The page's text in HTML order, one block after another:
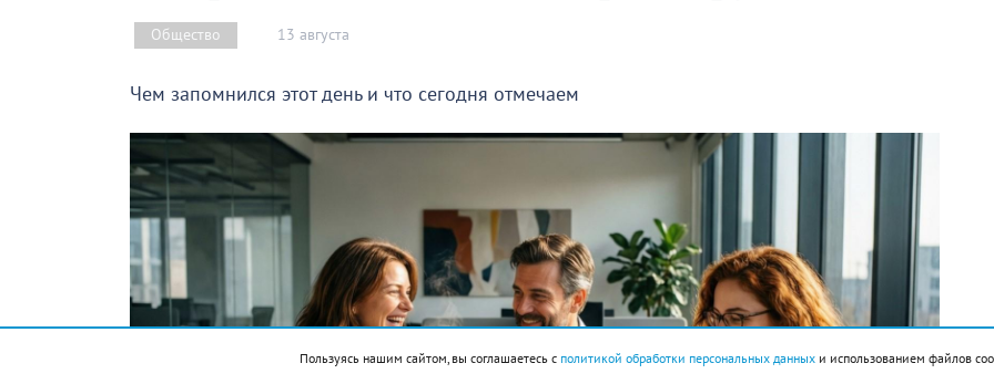
Общество 13 августа
Чем запомнился этот день и что сегодня отмечаем
Пользуясь нашим сайтом, вы соглашаетесь с политикой обработки персональных данныхи использованием файлов